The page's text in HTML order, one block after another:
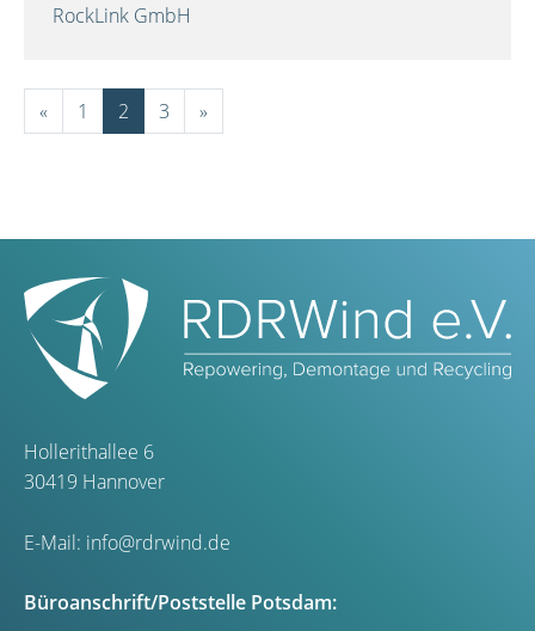
RockLink GmbH
« 1 2 3 »
Hollerithallee 6
30419 Hannover
E-Mail: info@rdrwind.de
Büroanschrift/Poststelle Potsdam: